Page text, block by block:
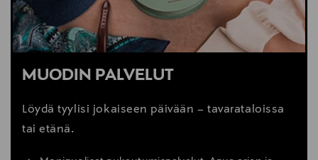
MUODIN PALVELUT
Löydä tyylisi jokaiseen päivään – tavarataloissa
tai etänä.